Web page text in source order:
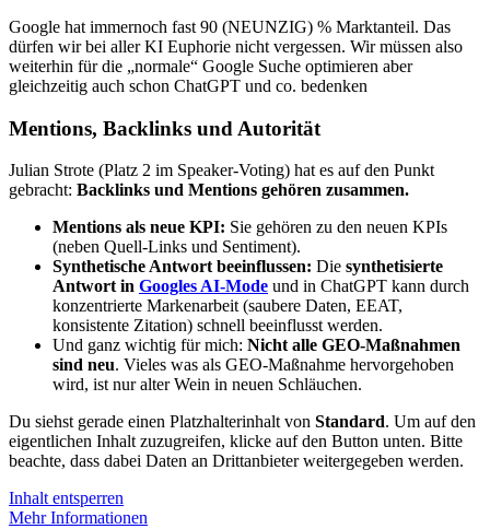
Google hat immernoch fast 90 (NEUNZIG) % Marktanteil. Das
dürfen wir bei aller KI Euphorie nicht vergessen. Wir müssen also
weiterhin für die „normale“ Google Suche optimieren aber
gleichzeitig auch schon ChatGPT und co. bedenken
Mentions, Backlinks und Autorität
Julian Strote (Platz 2 im Speaker-Voting) hat es auf den Punkt
gebracht: Backlinks und Mentions gehören zusammen.
Mentions als neue KPI: Sie gehören zu den neuen KPIs
(neben Quell-Links und Sentiment).
Synthetische Antwort beeinflussen: Die synthetisierte
Antwort in Googles AI-Mode und in ChatGPT kann durch
konzentrierte Markenarbeit (saubere Daten, EEAT,
konsistente Zitation) schnell beeinflusst werden.
Und ganz wichtig für mich: Nicht alle GEO-Maßnahmen
sind neu. Vieles was als GEO-Maßnahme hervorgehoben
wird, ist nur alter Wein in neuen Schläuchen.
Du siehst gerade einen Platzhalterinhalt von Standard. Um auf den
eigentlichen Inhalt zuzugreifen, klicke auf den Button unten. Bitte
beachte, dass dabei Daten an Drittanbieter weitergegeben werden.
Inhalt entsperren
Mehr Informationen